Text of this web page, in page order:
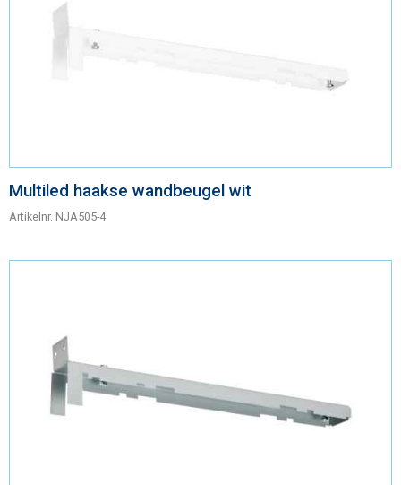
Multiled haakse wandbeugel wit
Artikelnr. NJA505-4